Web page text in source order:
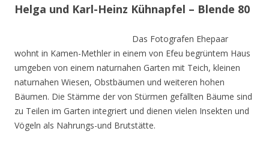
Helga und Karl-Heinz Kühnapfel – Blende 80
Das Fotografen Ehepaar
wohnt in Kamen-Methler in einem von Efeu begrüntem Haus
umgeben von einem naturnahen Garten mit Teich, kleinen
naturnahen Wiesen, Obstbäumen und weiteren hohen
Bäumen. Die Stämme der von Stürmen gefällten Bäume sind
zu Teilen im Garten integriert und dienen vielen Insekten und
Vögeln als Nahrungs-und Brutstätte.